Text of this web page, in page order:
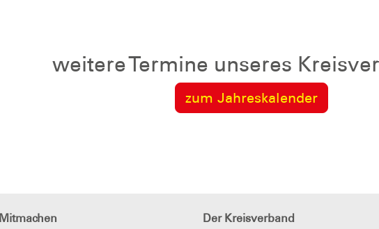
weitere Termine unseres
zum Jahreskalender
Mitmachen Der Kreisverband